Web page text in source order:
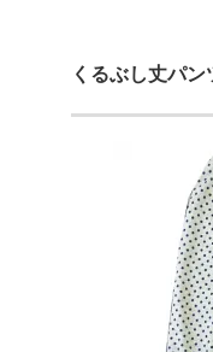
くるぶし丈パン